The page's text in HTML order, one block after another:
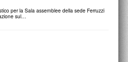
per la Sala assemblee della sede Ferruzzi
sul…